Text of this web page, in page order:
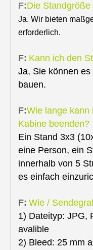
F:Die
Ja. Wir bieten
erforderlich.
F: Kann ich den
Ja, Sie können
bauen.
F:Wie lange kann
Kabine beenden?
Ein Stand 3x3
eine Person, ein
innerhalb von 5
es einfach
F: Wie /
1) Dateityp: JPG,
avalible
2) Bleed: 25 mm